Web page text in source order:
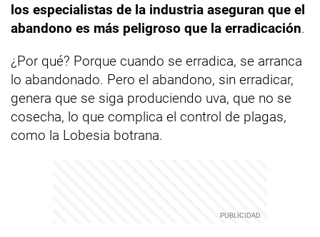
los especialistas de la industria aseguran que el
abandono es más peligroso que la erradicación.
¿Por qué? Porque cuando se erradica, se arranca
lo abandonado. Pero el abandono, sin erradicar,
genera que se siga produciendo uva, que no se
cosecha, lo que complica el control de plagas,
como la Lobesia botrana.